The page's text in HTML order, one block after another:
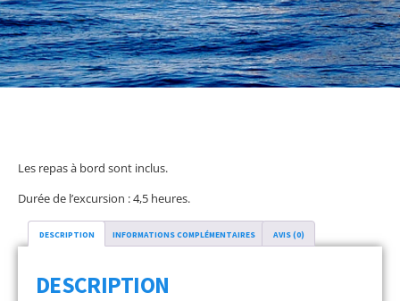
Les repas à bord sont inclus.
Durée de l’excursion : 4,5 heures.
DESCRIPTION INFORMATIONS COMPLÉMENTAIRES AVIS (0)
DESCRIPTION